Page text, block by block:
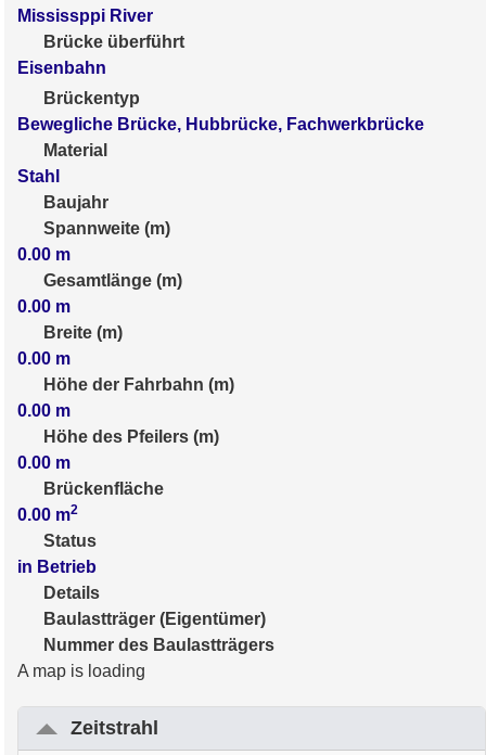
Mississppi River
Brücke überführt
Eisenbahn
Brückentyp
Bewegliche Brücke, Hubbrücke, Fachwerkbrücke
Material
Stahl
Baujahr
Spannweite (m)
0.00 m
Gesamtlänge (m)
0.00 m
Breite (m)
0.00 m
Höhe der Fahrbahn (m)
0.00 m
Höhe des Pfeilers (m)
0.00 m
Brückenfläche
0.00 m2
Status
in Betrieb
Details
Baulastträger (Eigentümer)
Nummer des Baulastträgers
A map is loading
Zeitstrahl